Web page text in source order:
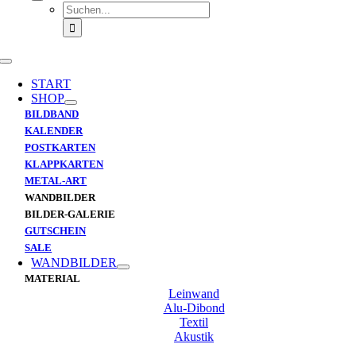
Suche
nach:
Toggle
NavigationSTART
SHOP
BILDBAND
KALENDER
POSTKARTEN
KLAPPKARTEN
METAL-ART
WANDBILDER
BILDER-GALERIE
GUTSCHEIN
SALE
WANDBILDER
MATERIAL
Leinwand
Alu-Dibond
Textil
Akustik